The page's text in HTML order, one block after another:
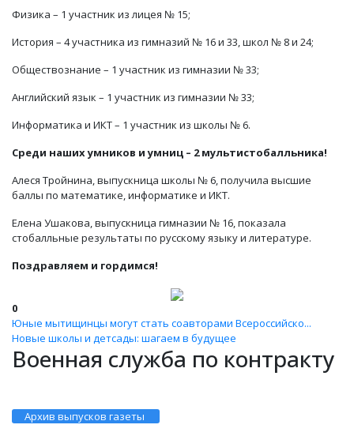
Физика – 1 участник из лицея № 15;
История – 4 участника из гимназий № 16 и 33, школ № 8 и 24;
Обществознание – 1 участник из гимназии № 33;
Английский язык – 1 участник из гимназии № 33;
Информатика и ИКТ – 1 участник из школы № 6.
Среди наших умников и умниц – 2 мультистобалльника!
Алеся Тройнина, выпускница школы № 6, получила высшие
баллы по математике, информатике и ИКТ.
Елена Ушакова, выпускница гимназии № 16, показала
стобалльные результаты по русскому языку и литературе.
Поздравляем и гордимся!
0
Юные мытищинцы могут стать соавторами Всероссийско...
Новые школы и детсады: шагаем в будущее
Военная служба по контракту
Архив выпусков газеты